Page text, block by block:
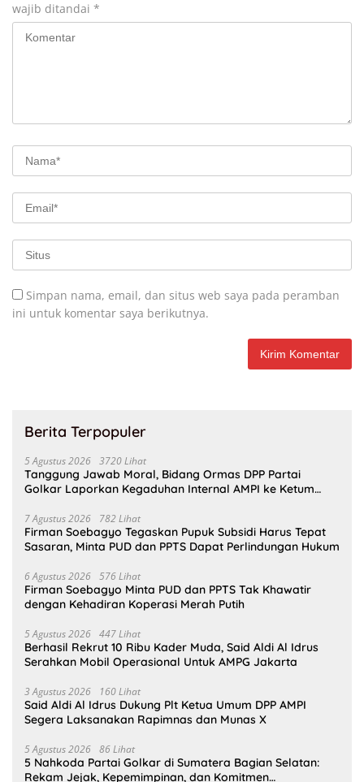
wajib ditandai *
Simpan nama, email, dan situs web saya pada peramban
ini untuk komentar saya berikutnya.
Berita Terpopuler
5 Agustus 2026 3720 Lihat
Tanggung Jawab Moral, Bidang Ormas DPP Partai
Golkar Laporkan Kegaduhan Internal AMPI ke Ketum
7 Agustus 2026 782 Lihat
Firman Soebagyo Tegaskan Pupuk Subsidi Harus Tepat
Sasaran, Minta PUD dan PPTS Dapat Perlindungan Hukum
6 Agustus 2026 576 Lihat
Firman Soebagyo Minta PUD dan PPTS Tak Khawatir
dengan Kehadiran Koperasi Merah Putih
5 Agustus 2026 447 Lihat
Berhasil Rekrut 10 Ribu Kader Muda, Said Aldi Al Idrus
Serahkan Mobil Operasional Untuk AMPG Jakarta
3 Agustus 2026 160 Lihat
Said Aldi Al Idrus Dukung Plt Ketua Umum DPP AMPI
Segera Laksanakan Rapimnas dan Munas X
5 Agustus 2026 86 Lihat
5 Nahkoda Partai Golkar di Sumatera Bagian Selatan:
Rekam Jejak, Kepemimpinan, dan Komitmen